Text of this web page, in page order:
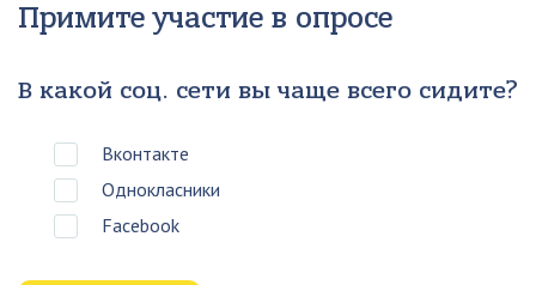
Примите участие в опросе
В какой соц. сети вы чаще всего сидите?
Вконтакте
Однокласники
Facebook